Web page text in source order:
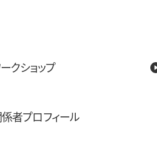
クショップ
者プロフィール